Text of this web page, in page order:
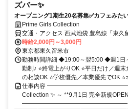
ズバー✨
オープニング1期生20名募集✅カフェみた
Prime Girls Collection
交通・アクセス 西武池袋 豊島線「東久
時給2,000円～3,000円
東京都東久留米市
勤務時間詳細 ◆19:00～翌5:00 ◆週1日
勤制♪ ⭐終電上がりOK ⭐平日だけ／週
の相談OK ⭐学校優先／本業優先でOK ⭐
仕事内容
Collection ✨ ～ **9月1日 完全新規
━━━━━━━━━━━━━━━━━━ ⭐『